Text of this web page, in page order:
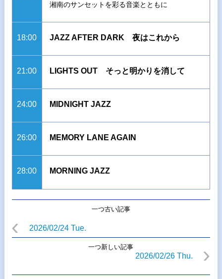
湘南のサンセットを彩る音楽とともに
18:00 JAZZ AFTER DARK 夜はこれから
21:00 LIGHTS OUT そっと明かりを消して
24:00 MIDNIGHT JAZZ
26:00 MEMORY LANE AGAIN
28:00 MORNING JAZZ
一つ古い記事
2026/02/24 Tue.
一つ新しい記事
2026/02/26 Thu.